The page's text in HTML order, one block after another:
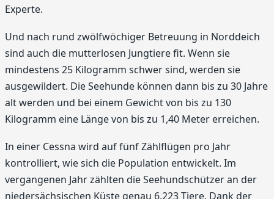
Experte.
Und nach rund zwölfwöchiger Betreuung in Norddeich
sind auch die mutterlosen Jungtiere fit. Wenn sie
mindestens 25 Kilogramm schwer sind, werden sie
ausgewildert. Die Seehunde können dann bis zu 30 Jahre
alt werden und bei einem Gewicht von bis zu 130
Kilogramm eine Länge von bis zu 1,40 Meter erreichen.
In einer Cessna wird auf fünf Zählflügen pro Jahr
kontrolliert, wie sich die Population entwickelt. Im
vergangenen Jahr zählten die Seehundschützer an der
niedersächsischen Küste genau 6.223 Tiere. Dank der